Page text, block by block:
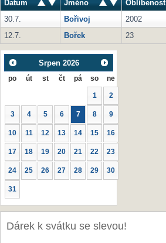
Datum Jméno Oblíbenost
30.7.
Bořivoj 2002
12.7.
Bořek 23
Srpen 2026
po út st čt pá so ne
1 2
3 4 5 6 7 8 9
10 11 12 13 14 15 16
17 18 19 20 21 22 23
24 25 26 27 28 29 30
31
Dárek k svátku se slevou!